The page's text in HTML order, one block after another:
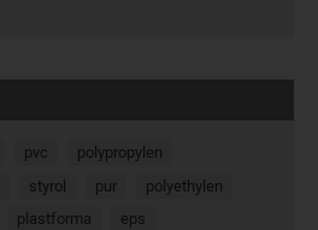
pvc
polypropylen
styrol pur
polyethylen
plastforma
eps